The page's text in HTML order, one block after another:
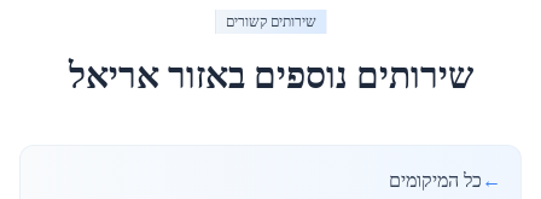
שירותים קשורים
שירותים נוספים באזוראריאל
← כל המיקומים